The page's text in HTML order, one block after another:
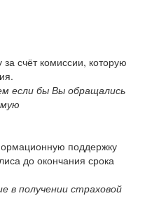
счёт комиссии, которую
если бы Вы обращались
поддержку
до окончания срока
в получении страховой